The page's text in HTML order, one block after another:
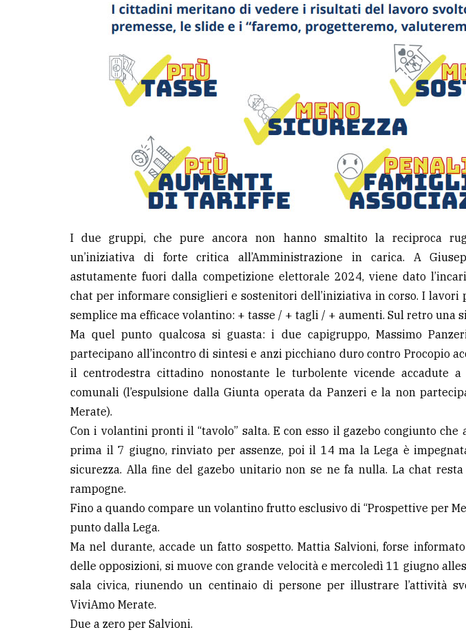
I due gruppi, che pure ancora non hanno smaltito la reciproca
un’iniziativa di forte critica all’Amministrazione in carica. A
astutamente fuori dalla competizione elettorale 2024, viene dato
chat per informare consiglieri e sostenitori dell’iniziativa in corso. I lavori
semplice ma efficace volantino: + tasse / + tagli / + aumenti. Sul retro una
Ma quel punto qualcosa si guasta: i due capigruppo, Massimo
partecipano all’incontro di sintesi e anzi picchiano duro contro Procopio
il centrodestra cittadino nonostante le turbolente vicende accadute
comunali (l’espulsione dalla Giunta operata da Panzeri e la non
Merate).
Con i volantini pronti il “tavolo” salta. E con esso il gazebo congiunto
prima il 7 giugno, rinviato per assenze, poi il 14 ma la Lega è
sicurezza. Alla fine del gazebo unitario non se ne fa nulla. La chat
rampogne.
Fino a quando compare un volantino frutto esclusivo di “Prospettive per
punto dalla Lega.
Ma nel durante, accade un fatto sospetto. Mattia Salvioni, forse
delle opposizioni, si muove con grande velocità e mercoledì 11 giugno
sala civica, riunendo un centinaio di persone per illustrare l’attività
ViviAmo Merate.
Due a zero per Salvioni.